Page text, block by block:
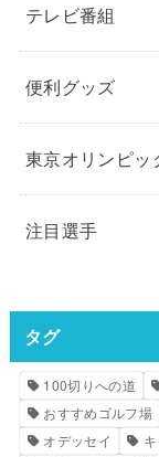
テレビ番組
便利グッズ
東京オリンピッ
注目選手
タグ
100切りへの道
おすすめゴルフ場
オデッセイ